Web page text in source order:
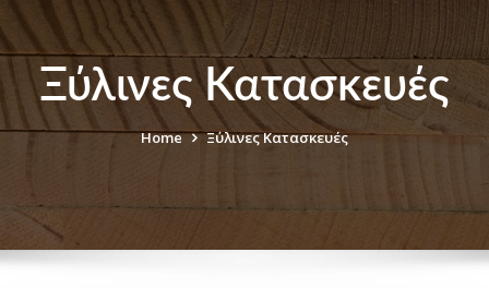
Ξύλινες Κατασκευές
Home Ξύλινες Κατασκευές